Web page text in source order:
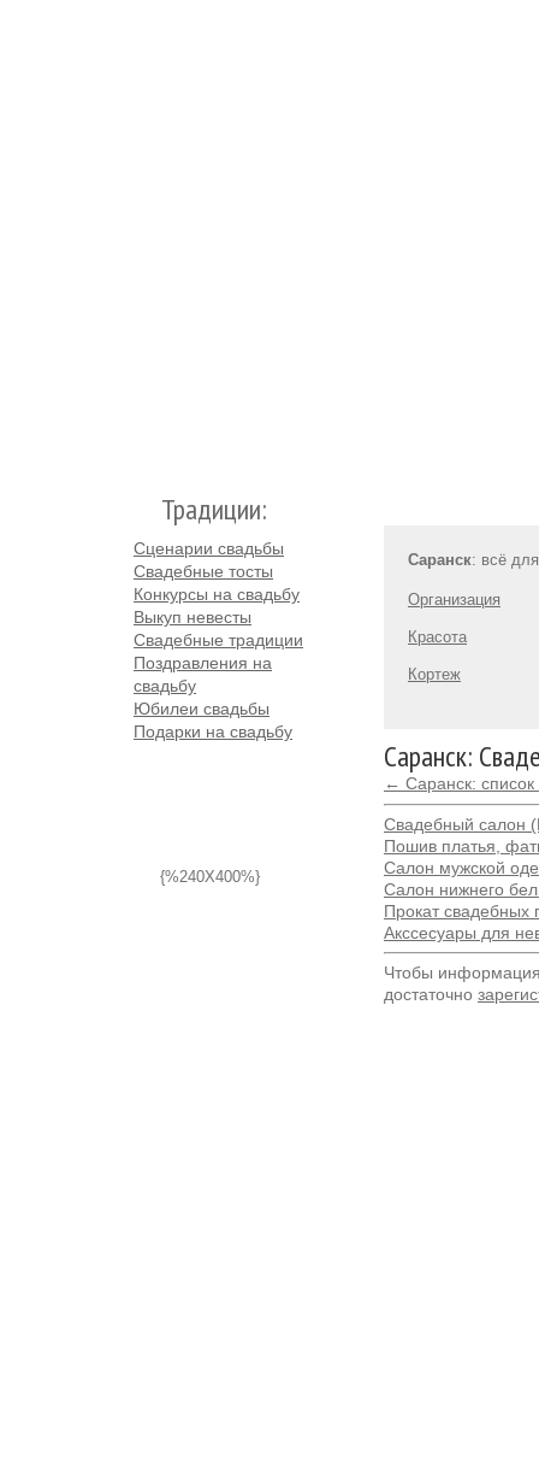
Традиции:
Сценарии свадьбы
Свадебные тосты
Конкурсы на свадьбу
Выкуп невесты
Свадебные традиции
Поздравления на
свадьбу
Юбилеи свадьбы
Подарки на свадьбу
{%240X400%}
Саранск: всё
Организация
Красота
Кортеж
Саранск:
← Саранск:
Свадебный салон
Пошив платья,
Салон мужской
Салон нижнего
Прокат свадебных
Акссесуары для
Чтобы
достаточно